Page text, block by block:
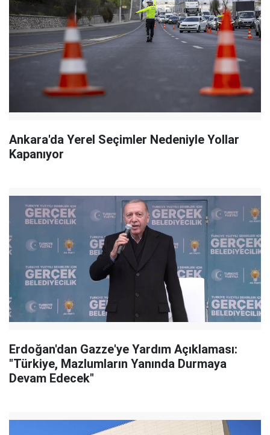
Ankara'da Yerel Seçimler Nedeniyle Yollar
Kapanıyor
Erdoğan'dan Gazze'ye Yardım Açıklaması:
"Türkiye, Mazlumların Yanında Durmaya
Devam Edecek"